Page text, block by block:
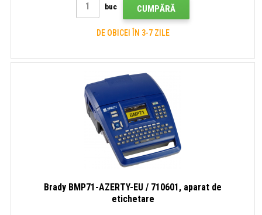
buc CUMPĂRĂ
DE OBICEI ÎN 3-7 ZILE
Brady BMP71-AZERTY-EU / 710601, aparat de
etichetare